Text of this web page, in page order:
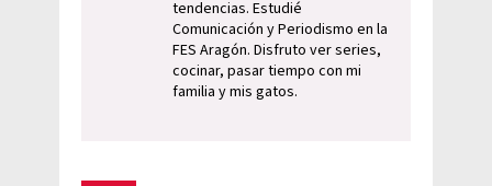
tendencias. Estudié
Comunicación y Periodismo en la
FES Aragón. Disfruto ver series,
cocinar, pasar tiempo con mi
familia y mis gatos.